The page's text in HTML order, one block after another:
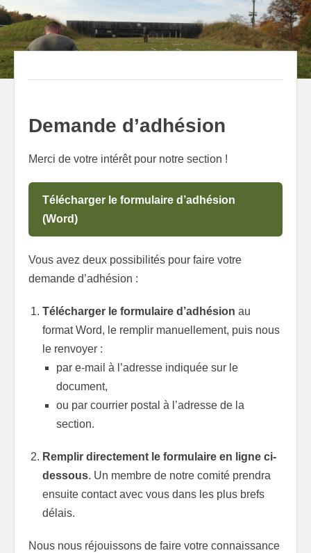
to
content
Demande d’adhésion
Merci de votre intérêt pour notre section !
Télécharger le formulaire d’adhésion
(Word)
Vous avez deux possibilités pour faire votre
demande d’adhésion :
Télécharger le formulaire d’adhésion au
format Word, le remplir manuellement, puis nous
le renvoyer :
par e-mail à l’adresse indiquée sur le
document,
ou par courrier postal à l’adresse de la
section.
Remplir directement le formulaire en ligne ci-
dessous. Un membre de notre comité prendra
ensuite contact avec vous dans les plus brefs
délais.
Nous nous réjouissons de faire votre connaissance